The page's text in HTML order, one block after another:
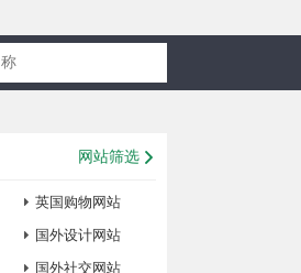
网站筛选
英国购物网站
国外设计网站
国外社交网站